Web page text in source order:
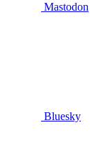
Mastodon
Bluesky